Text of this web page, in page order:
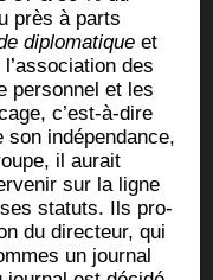
près à parts
diplo­ma­tique et
des
per­son­nel et les
c’est-à-dire
son indé­pen­dance,
il aurait
sur la ligne
sta­tuts. Ils pro­
du direc­teur, qui
un jour­nal